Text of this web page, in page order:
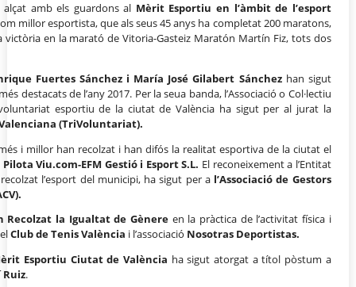
alçat amb els guardons al Mèrit Esportiu en l’àmbit de l’esport
millor esportista, que als seus 45 anys ha completat 200 maratons,
victòria en la marató de Vitoria-Gasteiz Maratón Martín Fiz, tots dos
Fuertes Sánchez i María José Gilabert Sánchezhan sigut
destacats de l’any 2017. Per la seua banda, l’Associació o Col·lectiu
esportiu de la ciutat de València ha sigut per al jurat la
(TriVoluntariat).
i millor han recolzat i han difós la realitat esportiva de la ciutat el
Pilota Viu.com-EFM Gestió i Esport S.L. El reconeixement a l’Entitat
l’esport del municipi, ha sigut per a l’Associació de Gestors
Recolzat la Igualtat de Gènereen la pràctica de l’activitat física i
Club de Tenis València i l’associació Nosotras Deportistas.
Esportiu Ciutat de València ha sigut atorgat a títol pòstum a
.